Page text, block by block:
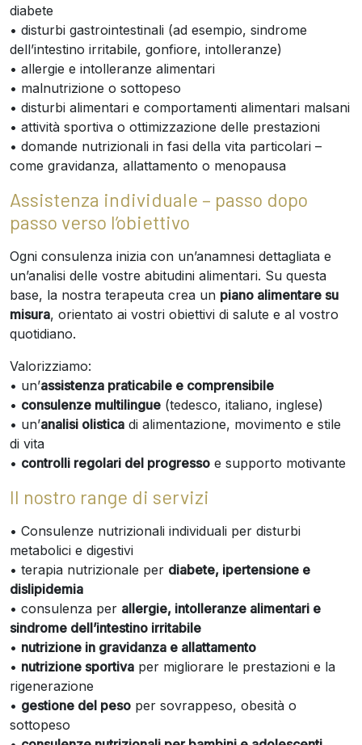
diabete
• disturbi gastrointestinali (ad esempio, sindrome
dell’intestino irritabile, gonfiore, intolleranze)
• allergie e intolleranze alimentari
• malnutrizione o sottopeso
• disturbi alimentari e comportamenti alimentari malsani
• attività sportiva o ottimizzazione delle prestazioni
• domande nutrizionali in fasi della vita particolari –
come gravidanza, allattamento o menopausa
Assistenza individuale – passo dopo
passo verso l’obiettivo
Ogni consulenza inizia con un’anamnesi dettagliata e
un’analisi delle vostre abitudini alimentari. Su questa
base, la nostra terapeuta crea un piano alimentare su
misura, orientato ai vostri obiettivi di salute e al vostro
quotidiano.
Valorizziamo:
• un’assistenza praticabile e comprensibile
• consulenze multilingue (tedesco, italiano, inglese)
• un’analisi olistica di alimentazione, movimento e stile
di vita
• controlli regolari del progresso e supporto motivante
Il nostro range di servizi
• Consulenze nutrizionali individuali per disturbi
metabolici e digestivi
• terapia nutrizionale per diabete, ipertensione e
dislipidemia
• consulenza per allergie, intolleranze alimentari e
sindrome dell’intestino irritabile
• nutrizione in gravidanza e allattamento
• nutrizione sportiva per migliorare le prestazioni e la
rigenerazione
• gestione del peso per sovrappeso, obesità o
sottopeso